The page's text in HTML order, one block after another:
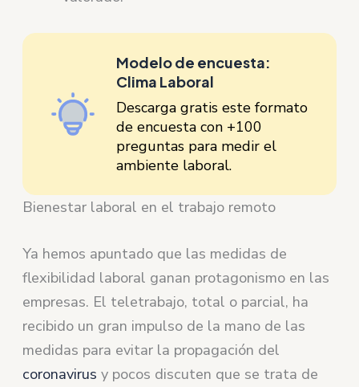
Modelo de encuesta:
Clima Laboral
Descarga gratis este formato
de encuesta con +100
preguntas para medir el
ambiente laboral.
Bienestar laboral en el trabajo remoto
Ya hemos apuntado que las medidas de
flexibilidad laboral ganan protagonismo en las
empresas. El teletrabajo, total o parcial, ha
recibido un gran impulso de la mano de las
medidas para evitar la propagación del
coronavirus y pocos discuten que se trata de